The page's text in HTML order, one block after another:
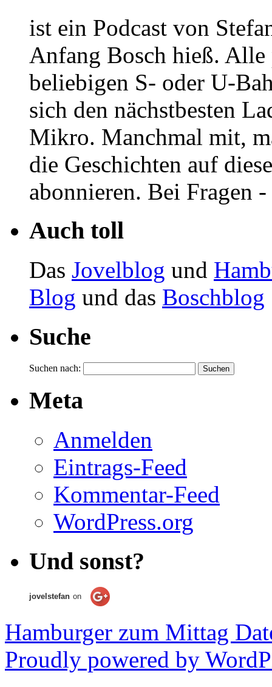
ist ein Podcast von
Anfang Bosch hieß. Alle
beliebigen S- oder U-
sich den nächstbesten
Mikro. Manchmal mit,
die Geschichten auf
abonnieren. Bei Fragen
Auch toll
Das Jovelblog und
Blog und das Boschblog
Suche
Suchen nach:
Meta
Anmelden
Eintrags-Feed
Kommentar-Feed
WordPress.org
Und sonst?
jovelstefan on
Hamburger zum Mittag
Proudly powered by